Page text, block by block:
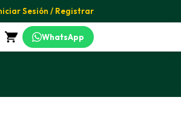
Sesión / Registrar
WhatsApp